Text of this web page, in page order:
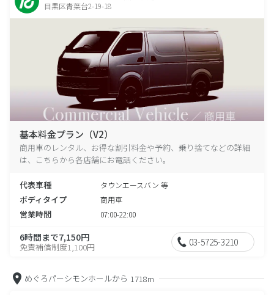
目黒区青葉台2-19-18
基本料金プラン（V2）
商用車のレンタル、お得な割引料金や予約、乗り捨てなどの詳細
は、こちらから各店舗にお電話ください。
代表車種 タウンエースバン 等
ボディタイプ 商用車
営業時間 07:00-22:00
6時間まで7,150円
免責補償制度1,100円 03-5725-3210
めぐろパーシモンホールから 1718m